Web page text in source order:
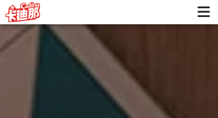
鮮切系列 | 卡迪那 好吃不喊卡